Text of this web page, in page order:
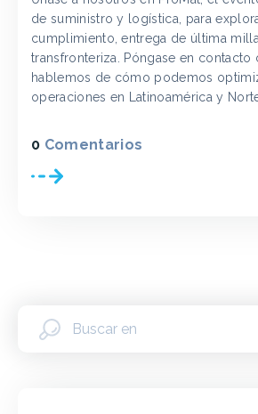
de suministro y logística, para
cumplimiento, entrega de última
transfronteriza. Póngase en contacto
hablemos de cómo podemos
operaciones en Latinoamérica y
0 Comentarios